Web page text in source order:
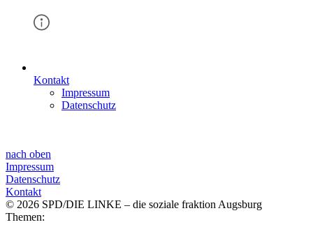
Kontakt
Impressum
Datenschutz
nach oben
Impressum
Datenschutz
Kontakt
© 2026 SPD/DIE LINKE – die soziale fraktion Augsburg
Themen: